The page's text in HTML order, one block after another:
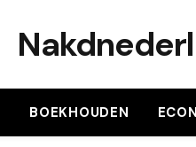
BOEKHOUDEN